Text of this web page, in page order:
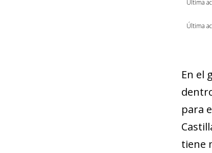
Última
Última
En el
para
tiene